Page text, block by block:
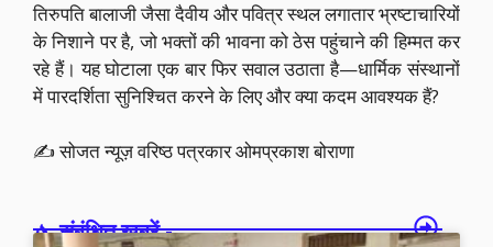
तिरुपति बालाजी जैसा दैवीय और पवित्र स्थल लगातार भ्रष्टाचारियों
के निशाने पर है, जो भक्तों की भावना को ठेस पहुंचाने की हिम्मत कर
रहे हैं। यह घोटाला एक बार फिर सवाल उठाता है—धार्मिक संस्थानों
में पारदर्शिता सुनिश्चित करने के लिए और क्या कदम आवश्यक हैं?
✍️ सोजत न्यूज़ वरिष्ठ पत्रकार ओमप्रकाश बोराणा
संबंधित खबरें -